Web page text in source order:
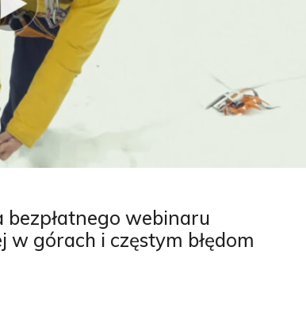
bezpłatnego webinaru
górach i częstym błędom